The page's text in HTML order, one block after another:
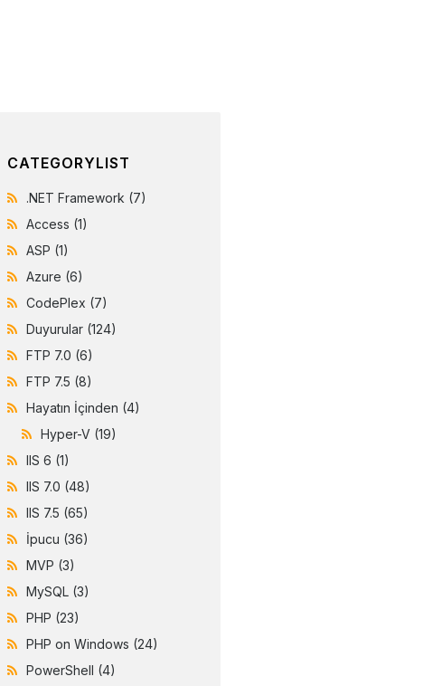
CATEGORYLIST
.NET Framework (7)
Access (1)
ASP (1)
Azure (6)
CodePlex (7)
Duyurular (124)
FTP 7.0 (6)
FTP 7.5 (8)
Hayatın İçinden (4)
Hyper-V (19)
IIS 6 (1)
IIS 7.0 (48)
IIS 7.5 (65)
İpucu (36)
MVP (3)
MySQL (3)
PHP (23)
PHP on Windows (24)
PowerShell (4)